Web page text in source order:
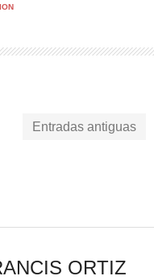
Entradas antiguas
ORTIZ